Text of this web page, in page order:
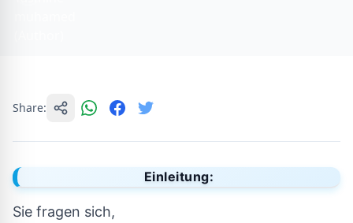
Share:
Einleitung:
Sie fragen sich,